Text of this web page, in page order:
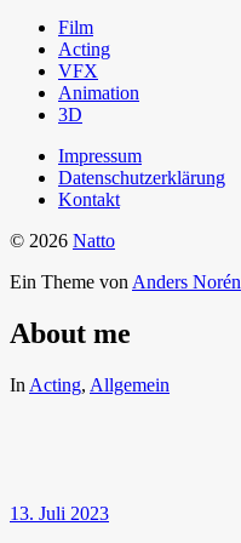
Film
Acting
VFX
Animation
3D
Impressum
Datenschutzerklärung
Kontakt
© 2026 Natto
Ein Theme von Anders Norén
About me
In Acting, Allgemein
13. Juli 2023